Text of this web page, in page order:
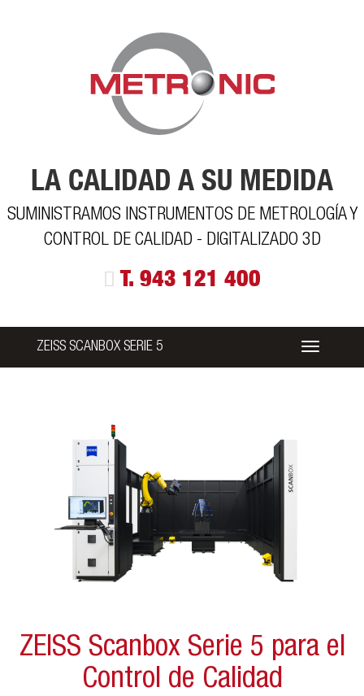
LA CALIDAD A SU MEDIDA
SUMINISTRAMOS INSTRUMENTOS DE METROLOGÍA Y
CONTROL DE CALIDAD - DIGITALIZADO 3D
T. 943 121 400
Alternar
ZEISS SCANBOX SERIE 5
ZEISS Scanbox Serie 5 para el
Control de Calidad